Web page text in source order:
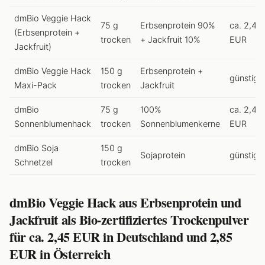
dmBio Veggie Hack
(Erbsenprotein +
Jackfruit)
75 g
trocken
Erbsenprotein 90%
+ Jackfruit 10%
ca. 2,45
EUR
dmBio Veggie Hack
Maxi-Pack
150 g
trocken
Erbsenprotein +
Jackfruit
dmBio
Sonnenblumenhack
75 g
trocken
100%
Sonnenblumenkerne
ca. 2,45
EUR
dmBio Soja
Schnetzel
150 g
trocken
Sojaprotein günstig
dmBio Veggie Hack aus Erbsenprotein und
Jackfruit als Bio-zertifiziertes Trockenpulver
für ca. 2,45 EUR in Deutschland und 2,85
EUR in Österreich